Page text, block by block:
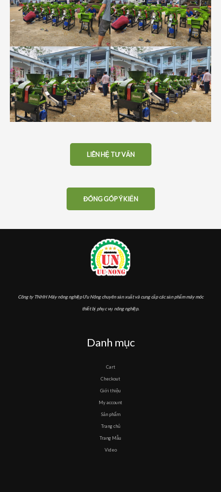
LIÊN HỆ TƯ VẤN
ĐÓNG GÓP Ý KIẾN
Công ty TNHH Máy nông nghiệp Ưu Nông chuyên sản xuất và cung cấp các sản phẩm máy móc
thiết bị phục vụ nông nghiệp.
Danh mục
Cart
Checkout
Giới thiệu
My account
Sản phẩm
Trang chủ
Trang Mẫu
Video